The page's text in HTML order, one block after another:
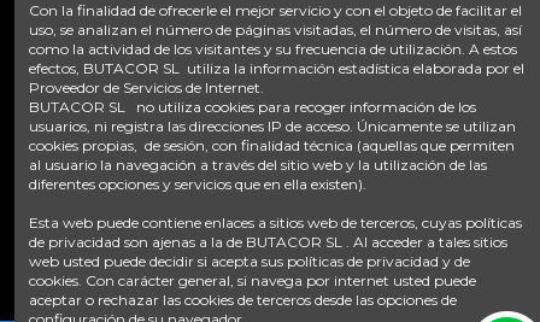
Enlaces
Inicio Sobre nosotros Contacte con nosotros
Aviso legal
Política de privacidad
Tratamiento de datos
Términos y condiciones
Plazos de envío
Contáctanos
638 28 57 85
info@fontacor.com
Con la finalidad de ofrecerle el mejor servicio y con el objeto de facilitar el
uso, se analizan el número de páginas visitadas, el número de visitas, así
como la actividad de los visitantes y su frecuencia de utilización. A estos
efectos, BUTACOR SL utiliza la información estadística elaborada por el
Proveedor de Servicios de Internet.
BUTACOR SL no utiliza cookies para recoger información de los
usuarios, ni registra las direcciones IP de acceso. Únicamente se utilizan
cookies propias, de sesión, con finalidad técnica (aquellas que permiten
al usuario la navegación a través del sitio web y la utilización de las
diferentes opciones y servicios que en ella existen).
Esta web puede contiene enlaces a sitios web de terceros, cuyas políticas
de privacidad son ajenas a la de BUTACOR SL . Al acceder a tales sitios
web usted puede decidir si acepta sus políticas de privacidad y de
cookies. Con carácter general, si navega por internet usted puede
aceptar o rechazar las cookies de terceros desde las opciones de